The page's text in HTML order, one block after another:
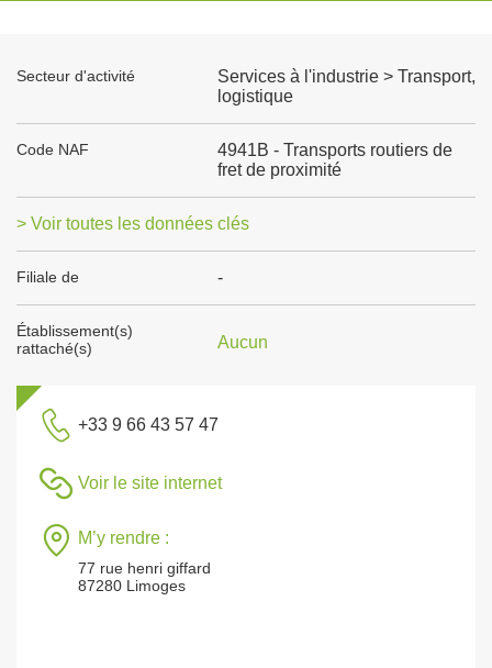
Secteur d'activité
Services à l'industrie > Transport,
logistique
Code NAF
4941B - Transports routiers de
fret de proximité
> Voir toutes les données clés
Filiale de -
Établissement(s)
rattaché(s)
Aucun
+33 9 66 43 57 47
Voir le site internet
M’y rendre :
77 rue henri giffard
87280 Limoges